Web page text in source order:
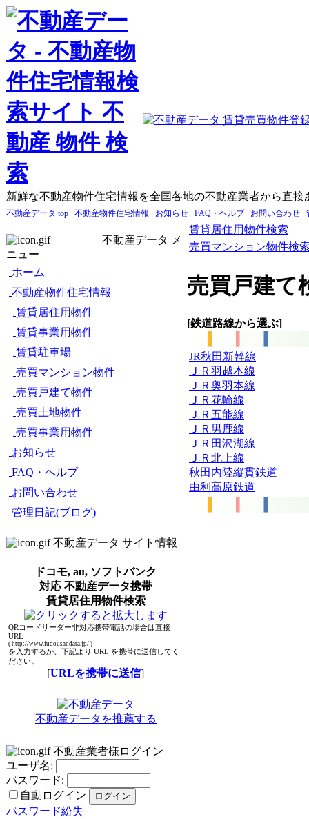
新鮮な不動産物件住宅情報を全国各地の不動産業者から直接
不動産データ top 不動産物件住宅情報 お知らせ FAQ・ヘルプ お問い合わせ
不動産データ メ
ニュー
ホーム
不動産物件住宅情報
賃貸居住用物件
賃貸事業用物件
賃貸駐車場
売買マンション物件
売買戸建て物件
売買土地物件
売買事業用物件
お知らせ
FAQ・ヘルプ
お問い合わせ
管理日記(ブログ)
不動産データ サイト情報
ドコモ, au, ソフトバンク
対応 不動産データ携帯
賃貸居住用物件検索
QRコードリーダー非対応携帯電話の場合は直接
URL
( http://www.fudousandata.jp/ )
を入力するか、下記より URL を携帯に送信してく
ださい。
[URLを携帯に送信]
不動産データを推薦する
不動産業者様ログイン
ユーザ名:
パスワード:
自動ログイン
パスワード紛失
賃貸居住用物件検索
売買マンション物件検
売買戸建て
[鉄道路線から選ぶ]
JR秋田新幹線
ＪＲ羽越本線
ＪＲ奥羽本線
ＪＲ花輪線
ＪＲ五能線
ＪＲ男鹿線
ＪＲ田沢湖線
ＪＲ北上線
秋田内陸縦貫鉄道
由利高原鉄道